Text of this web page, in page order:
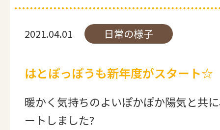
2021.04.01 日常の様子
はとぽっぽうも新年度がスタート☆
暖かく気持ちのよいぽかぽか陽気と共
ートしました?